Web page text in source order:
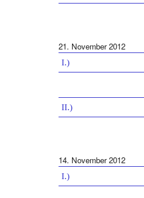
21. November 2012
I.)
II.)
14. November 2012
I.)